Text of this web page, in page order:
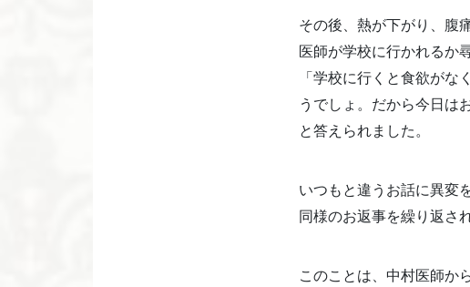
その後、熱が下がり、腹
医師が学校に行かれるか
「学校に行くと食欲が
うでしょ。だから今日は
と答えられました。
いつもと違うお話に異変
同様のお返事を繰り返さ
このことは、中村医師か